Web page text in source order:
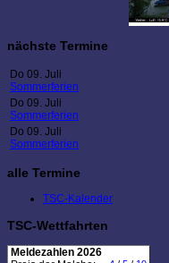
nächste Termine
Do 09. Juli
Sommerferien
Do 09. Juli
Sommerferien
Do 09. Juli
Sommerferien
alle Termine
TSC-Kalender
TSC-Wettfahrten
Meldezahlen 2026